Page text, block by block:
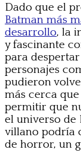
Dado que el
Batman más
desarrollo, la
y fascinante
para
personajes
pudieron
más cerca
permitir que
el universo de
villano podría
de horror, un